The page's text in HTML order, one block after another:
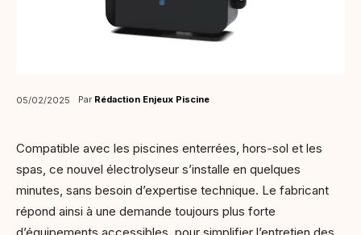
05/02/2025 Par Rédaction Enjeux Piscine
Compatible avec les piscines enterrées, hors-sol et les
spas, ce nouvel électrolyseur s’installe en quelques
minutes, sans besoin d’expertise technique. Le fabricant
répond ainsi à une demande toujours plus forte